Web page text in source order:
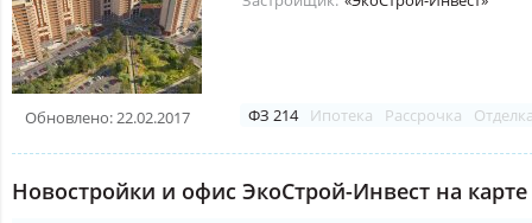
Обновлено: 22.02.2017 ФЗ 214 Ипотека Рассрочка
Новостройки и офис ЭкоСтрой-Инвест на карте